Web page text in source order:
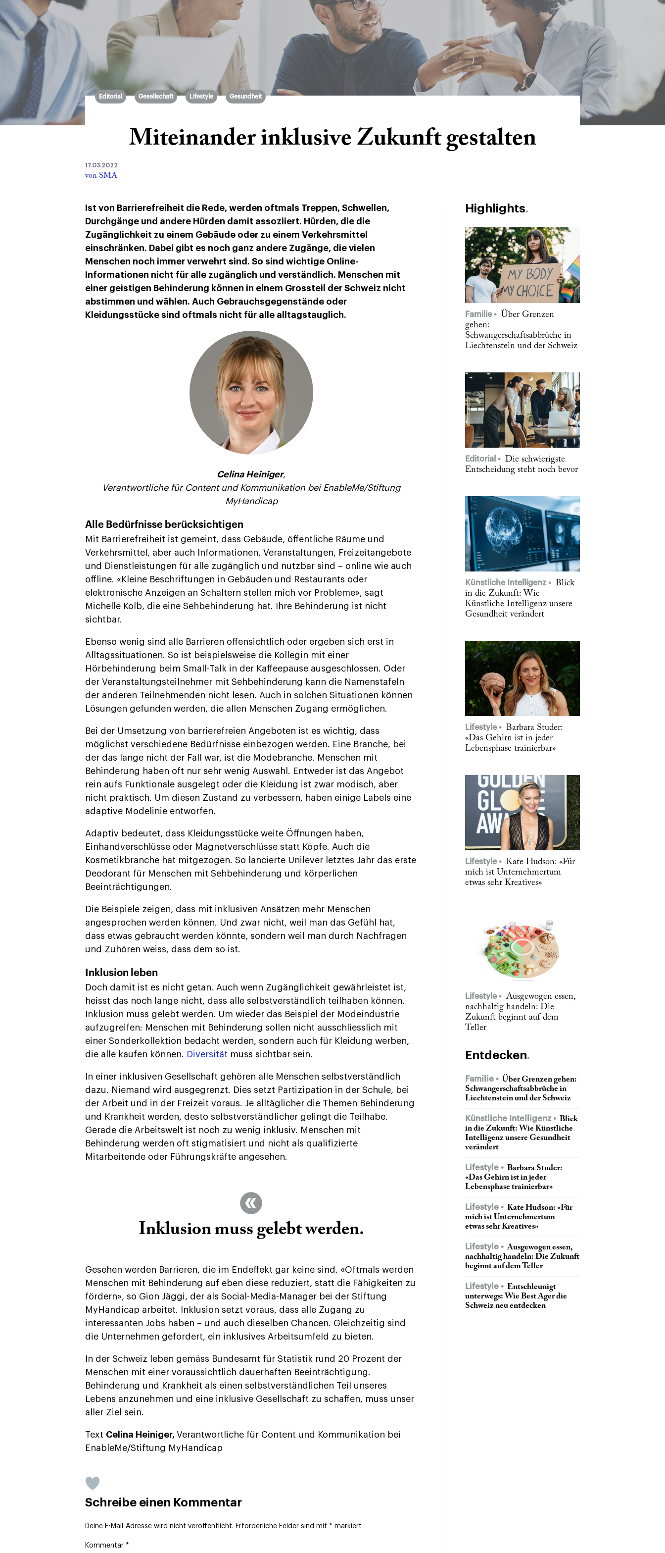
Editorial Gesellschaft Lifestyle Gesundheit
Miteinander inklusive Zukunft gestalten
17.03.2022
von SMA
Ist von Barrierefreiheit die Rede, werden oftmals Treppen, Schwellen,
Durchgänge und andere Hürden damit assoziiert. Hürden, die die
Zugänglichkeit zu einem Gebäude oder zu einem Verkehrsmittel
einschränken. Dabei gibt es noch ganz andere Zugänge, die vielen
Menschen noch immer verwehrt sind. So sind wichtige Online-
Informationen nicht für alle zugänglich und verständlich. Menschen mit
einer geistigen Behinderung können in einem Grossteil der Schweiz nicht
abstimmen und wählen. Auch Gebrauchsgegenstände oder
Kleidungsstücke sind oftmals nicht für alle alltagstauglich.
Celina Heiniger,
Verantwortliche für Content und Kommunikation bei EnableMe/Stiftung
MyHandicap
Alle Bedürfnisse berücksichtigen
Mit Barrierefreiheit ist gemeint, dass Gebäude, öffentliche Räume und
Verkehrsmittel, aber auch Informationen, Veranstaltungen, Freizeitangebote
und Dienstleistungen für alle zugänglich und nutzbar sind – online wie auch
offline. «Kleine Beschriftungen in Gebäuden und Restaurants oder
elektronische Anzeigen an Schaltern stellen mich vor Probleme», sagt
Michelle Kolb, die eine Sehbehinderung hat. Ihre Behinderung ist nicht
sichtbar.
Ebenso wenig sind alle Barrieren offensichtlich oder ergeben sich erst in
Alltagssituationen. So ist beispielsweise die Kollegin mit einer
Hörbehinderung beim Small-Talk in der Kaffeepause ausgeschlossen. Oder
der Veranstaltungsteilnehmer mit Sehbehinderung kann die Namenstafeln
der anderen Teilnehmenden nicht lesen. Auch in solchen Situationen können
Lösungen gefunden werden, die allen Menschen Zugang ermöglichen.
Bei der Umsetzung von barrierefreien Angeboten ist es wichtig, dass
möglichst verschiedene Bedürfnisse einbezogen werden. Eine Branche, bei
der das lange nicht der Fall war, ist die Modebranche. Menschen mit
Behinderung haben oft nur sehr wenig Auswahl. Entweder ist das Angebot
rein aufs Funktionale ausgelegt oder die Kleidung ist zwar modisch, aber
nicht praktisch. Um diesen Zustand zu verbessern, haben einige Labels eine
adaptive Modelinie entworfen.
Adaptiv bedeutet, dass Kleidungsstücke weite Öffnungen haben,
Einhandverschlüsse oder Magnetverschlüsse statt Köpfe. Auch die
Kosmetikbranche hat mitgezogen. So lancierte Unilever letztes Jahr das erste
Deodorant für Menschen mit Sehbehinderung und körperlichen
Beeinträchtigungen.
Die Beispiele zeigen, dass mit inklusiven Ansätzen mehr Menschen
angesprochen werden können. Und zwar nicht, weil man das Gefühl hat,
dass etwas gebraucht werden könnte, sondern weil man durch Nachfragen
und Zuhören weiss, dass dem so ist.
Inklusion leben
Doch damit ist es nicht getan. Auch wenn Zugänglichkeit gewährleistet ist,
heisst das noch lange nicht, dass alle selbstverständlich teilhaben können.
Inklusion muss gelebt werden. Um wieder das Beispiel der Modeindustrie
aufzugreifen: Menschen mit Behinderung sollen nicht ausschliesslich mit
einer Sonderkollektion bedacht werden, sondern auch für Kleidung werben,
die alle kaufen können. Diversität muss sichtbar sein.
In einer inklusiven Gesellschaft gehören alle Menschen selbstverständlich
dazu. Niemand wird ausgegrenzt. Dies setzt Partizipation in der Schule, bei
der Arbeit und in der Freizeit voraus. Je alltäglicher die Themen Behinderung
und Krankheit werden, desto selbstverständlicher gelingt die Teilhabe.
Gerade die Arbeitswelt ist noch zu wenig inklusiv. Menschen mit
Behinderung werden oft stigmatisiert und nicht als qualifizierte
Mitarbeitende oder Führungskräfte angesehen.
Inklusion muss gelebt werden.
Gesehen werden Barrieren, die im Endeffekt gar keine sind. «Oftmals werden
Menschen mit Behinderung auf eben diese reduziert, statt die Fähigkeiten zu
fördern», so Gion Jäggi, der als Social-Media-Manager bei der Stiftung
MyHandicap arbeitet. Inklusion setzt voraus, dass alle Zugang zu
interessanten Jobs haben – und auch dieselben Chancen. Gleichzeitig sind
die Unternehmen gefordert, ein inklusives Arbeitsumfeld zu bieten.
In der Schweiz leben gemäss Bundesamt für Statistik rund 20 Prozent der
Menschen mit einer voraussichtlich dauerhaften Beeinträchtigung.
Behinderung und Krankheit als einen selbstverständlichen Teil unseres
Lebens anzunehmen und eine inklusive Gesellschaft zu schaffen, muss unser
aller Ziel sein.
Text Celina Heiniger, Verantwortliche für Content und Kommunikation bei
EnableMe/Stiftung MyHandicap
Schreibe einen Kommentar
Deine E-Mail-Adresse wird nicht veröffentlicht. Erforderliche Felder sind mit * markiert
Kommentar *
Highlights
Familie
Über Grenzen
gehen:
Schwangerschaftsabbrüche in
Liechtenstein und der Schweiz
Editorial
Die schwierigste
Entscheidung steht noch bevor
Künstliche Intelligenz
Blick
in die Zukunft: Wie
Künstliche Intelligenz unsere
Gesundheit verändert
Lifestyle
Barbara Studer:
«Das Gehirn ist in jeder
Lebensphase trainierbar»
Lifestyle
Kate Hudson: «Für
mich ist Unternehmertum
etwas sehr Kreatives»
Lifestyle
Ausgewogen essen,
nachhaltig handeln: Die
Zukunft beginnt auf dem
Teller
Entdecken
Familie
Über Grenzen gehen:
Schwangerschaftsabbrüche in
Liechtenstein und der Schweiz
Künstliche Intelligenz
Blick
in die Zukunft: Wie Künstliche
Intelligenz unsere Gesundheit
verändert
Lifestyle
Barbara Studer:
«Das Gehirn ist in jeder
Lebensphase trainierbar»
Lifestyle
Kate Hudson: «Für
mich ist Unternehmertum
etwas sehr Kreatives»
Lifestyle
Ausgewogen essen,
nachhaltig handeln: Die Zukunft
beginnt auf dem Teller
Lifestyle
Entschleunigt
unterwegs: Wie Best Ager die
Schweiz neu entdecken